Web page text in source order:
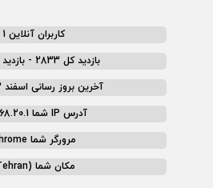
کاربران آنلاین 1
بازدید کل 2833 - بازدید روزانه 0
آخرین بروز رسانی اسفند 23, 1402
آدرس IP شما 192.168.20.1
مرورگر شما Chrome
مکان شما (Tehran)